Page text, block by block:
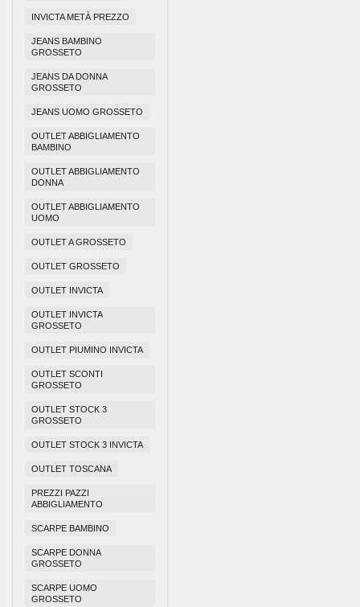
INVICTA METÀ PREZZO
JEANS BAMBINO
GROSSETO
JEANS DA DONNA
GROSSETO
JEANS UOMO GROSSETO
OUTLET ABBIGLIAMENTO
BAMBINO
OUTLET ABBIGLIAMENTO
DONNA
OUTLET ABBIGLIAMENTO
UOMO
OUTLET A GROSSETO
OUTLET GROSSETO
OUTLET INVICTA
OUTLET INVICTA
GROSSETO
OUTLET PIUMINO INVICTA
OUTLET SCONTI
GROSSETO
OUTLET STOCK 3
GROSSETO
OUTLET STOCK 3 INVICTA
OUTLET TOSCANA
PREZZI PAZZI
ABBIGLIAMENTO
SCARPE BAMBINO
SCARPE DONNA
GROSSETO
SCARPE UOMO
GROSSETO